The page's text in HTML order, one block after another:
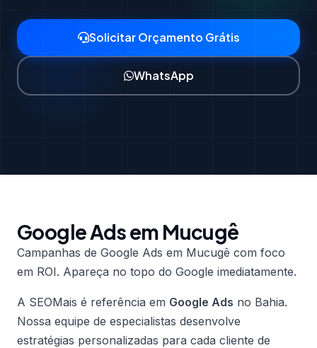
Solicitar Orçamento Grátis
WhatsApp
Google Ads em Mucugê
Campanhas de Google Ads em Mucugê com foco
em ROI. Apareça no topo do Google imediatamente.
A SEOMais é referência em Google Ads no Bahia.
Nossa equipe de especialistas desenvolve
estratégias personalizadas para cada cliente de